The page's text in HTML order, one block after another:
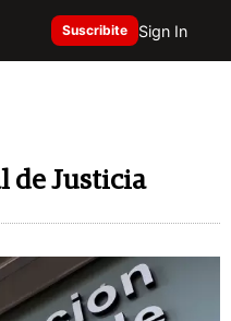
Suscribite Sign In
de Justicia